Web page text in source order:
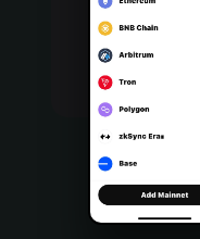
Português (Portugal)
Bahasa Indonesia
Português (Brasil)
Español (Argentina)